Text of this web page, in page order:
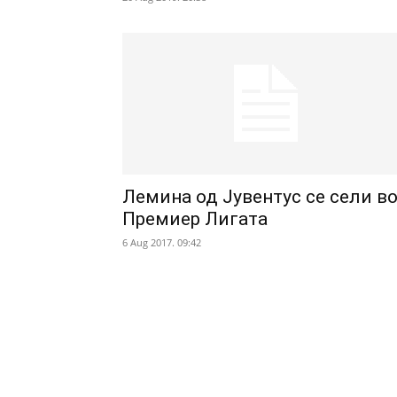
Лемина од Јувентус се сели во
Премиер Лигата
6 Aug 2017. 09:42